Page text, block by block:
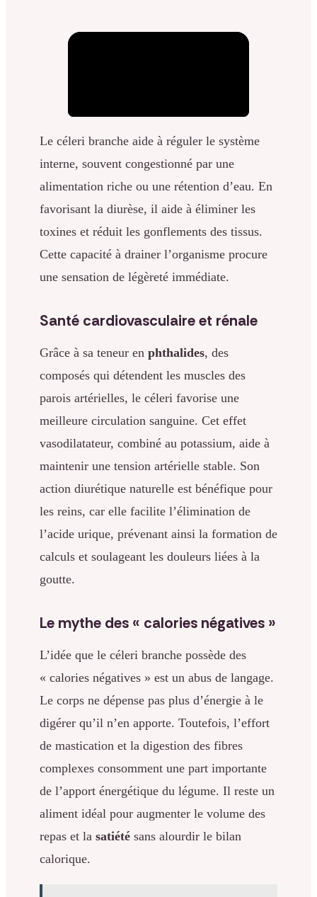
Le céleri branche aide à réguler le système
interne, souvent congestionné par une
alimentation riche ou une rétention d’eau. En
favorisant la diurèse, il aide à éliminer les
toxines et réduit les gonflements des tissus.
Cette capacité à drainer l’organisme procure
une sensation de légèreté immédiate.
Santé cardiovasculaire et rénale
Grâce à sa teneur en phthalides, des
composés qui détendent les muscles des
parois artérielles, le céleri favorise une
meilleure circulation sanguine. Cet effet
vasodilatateur, combiné au potassium, aide à
maintenir une tension artérielle stable. Son
action diurétique naturelle est bénéfique pour
les reins, car elle facilite l’élimination de
l’acide urique, prévenant ainsi la formation de
calculs et soulageant les douleurs liées à la
goutte.
Le mythe des « calories négatives »
L’idée que le céleri branche possède des
« calories négatives » est un abus de langage.
Le corps ne dépense pas plus d’énergie à le
digérer qu’il n’en apporte. Toutefois, l’effort
de mastication et la digestion des fibres
complexes consomment une part importante
de l’apport énergétique du légume. Il reste un
aliment idéal pour augmenter le volume des
repas et la satiété sans alourdir le bilan
calorique.